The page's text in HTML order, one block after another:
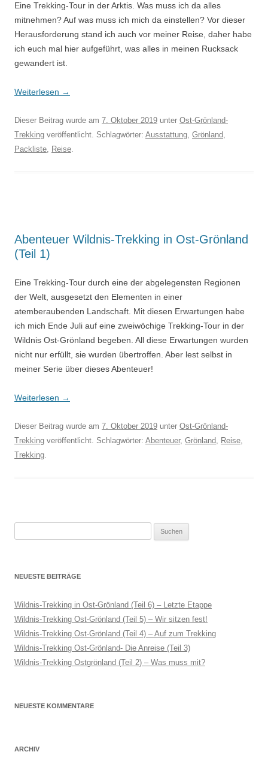
Eine Trekking-Tour in der Arktis. Was muss ich da alles
mitnehmen? Auf was muss ich mich da einstellen? Vor dieser
Herausforderung stand ich auch vor meiner Reise, daher habe
ich euch mal hier aufgeführt, was alles in meinen Rucksack
gewandert ist.
Weiterlesen →
Dieser Beitrag wurde am 7. Oktober 2019 unter Ost-Grönland-
Trekking veröffentlicht. Schlagwörter: Ausstattung, Grönland,
Packliste, Reise.
Abenteuer Wildnis-Trekking in Ost-Grönland
(Teil 1)
Eine Trekking-Tour durch eine der abgelegensten Regionen
der Welt, ausgesetzt den Elementen in einer
atemberaubenden Landschaft. Mit diesen Erwartungen habe
ich mich Ende Juli auf eine zweiwöchige Trekking-Tour in der
Wildnis Ost-Grönland begeben. All diese Erwartungen wurden
nicht nur erfüllt, sie wurden übertroffen. Aber lest selbst in
meiner Serie über dieses Abenteuer!
Weiterlesen →
Dieser Beitrag wurde am 7. Oktober 2019 unter Ost-Grönland-
Trekking veröffentlicht. Schlagwörter: Abenteuer, Grönland, Reise,
Trekking.
NEUESTE BEITRÄGE
Wildnis-Trekking in Ost-Grönland (Teil 6) – Letzte Etappe
Wildnis-Trekking Ost-Grönland (Teil 5) – Wir sitzen fest!
Wildnis-Trekking Ost-Grönland (Teil 4) – Auf zum Trekking
Wildnis-Trekking Ost-Grönland- Die Anreise (Teil 3)
Wildnis-Trekking Ostgrönland (Teil 2) – Was muss mit?
NEUESTE KOMMENTARE
ARCHIV